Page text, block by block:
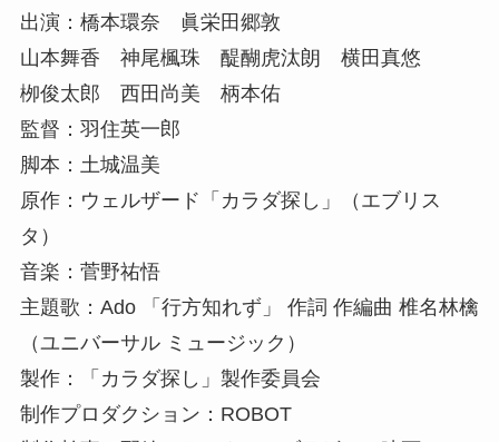
出演：橋本環奈 眞栄田郷敦
山本舞香 神尾楓珠 醍醐虎汰朗 横田真悠
栁俊太郎 西田尚美 柄本佑
監督：羽住英一郎
脚本：土城温美
原作：ウェルザード「カラダ探し」（エブリス
タ）
音楽：菅野祐悟
主題歌：Ado 「行方知れず」 作詞 作編曲 椎名林檎
（ユニバーサル ミュージック）
製作：「カラダ探し」製作委員会
制作プロダクション：ROBOT